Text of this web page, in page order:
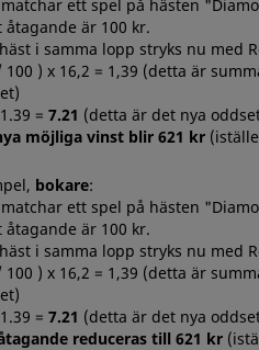
matchar ett spel på hästen
åtagande är 100 kr.
i samma lopp stryks nu med
100 ) x 16,2 = 1,39 (detta är
= 7.21 (detta är det nya
möjliga vinst blir 621 kr
bokare:
matchar ett spel på hästen
åtagande är 100 kr.
i samma lopp stryks nu med
100 ) x 16,2 = 1,39 (detta är
= 7.21 (detta är det nya
reduceras till 621 kr